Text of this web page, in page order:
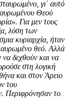
γι΄ αυτό
Θεού
Για μεν τους
λύση των
κυριαρχία, ήταν
θεό. Αλλά
δεχθούν και να
στη λογική
και στον Άρειο
του
Περιφρόνησαν το